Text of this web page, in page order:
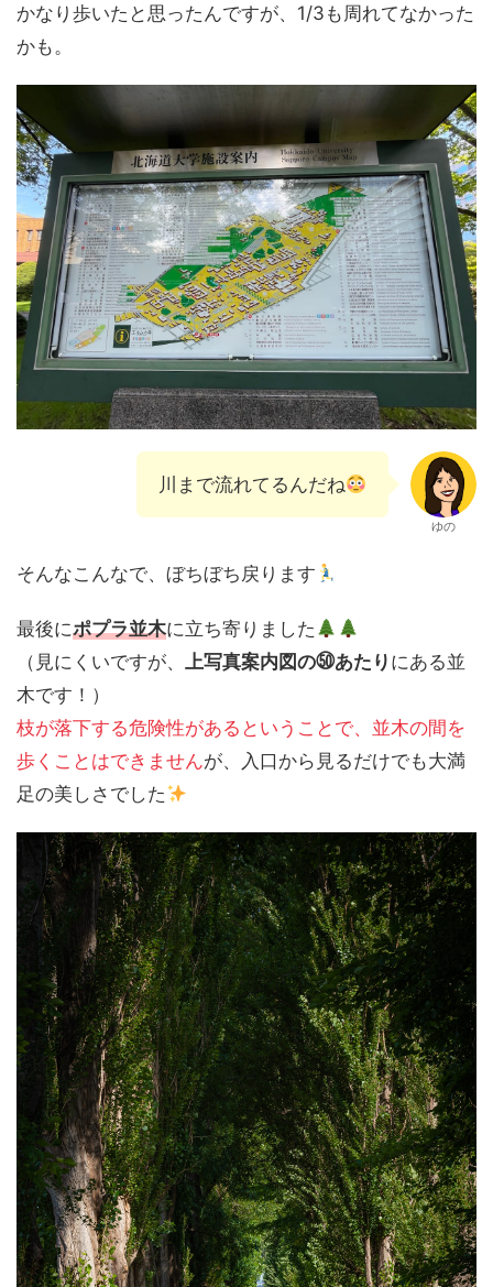
かなり歩いたと思ったんですが、1/3も周れてなかった
かも。
川まで流れてるんだね
ゆの
そんなこんなで、ぼちぼち戻ります
最後にポプラ並木に立ち寄りました
（見にくいですが、 上写真案内図の㊿あたり にある並
木です！）
枝が落下する危険性があるということで、並木の間を
歩くことはできませんが、入口から見るだけでも大満
足の美しさでした